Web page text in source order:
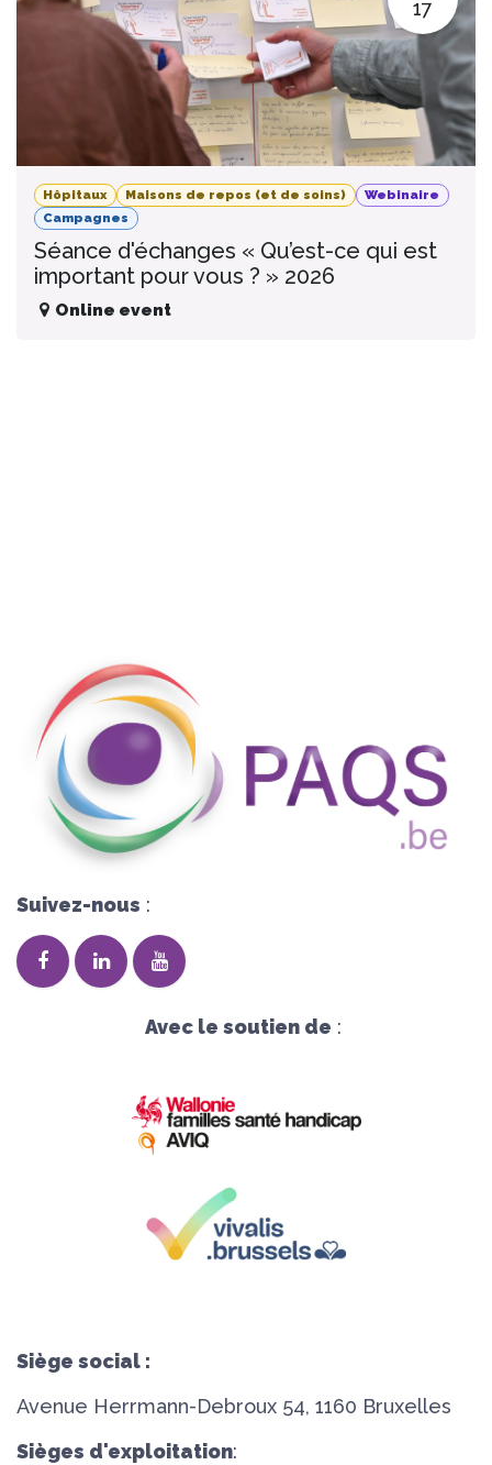
17
Hôpitaux Maisons de repos (et de soins)
Webinaire
Campagnes
Séance d'échanges « Qu’est-ce qui est
important pour vous ? » 2026
Online event
Suivez-nous :
Avec le soutien de :
Siège social :
Avenue Herrmann-Debroux 54, 1160 Bruxelles
Sièges d'exploitation: